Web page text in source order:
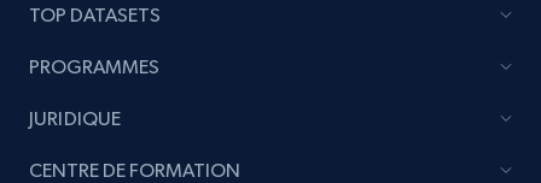
TOP DATASETS
PROGRAMMES
JURIDIQUE
CENTRE DE FORMATION